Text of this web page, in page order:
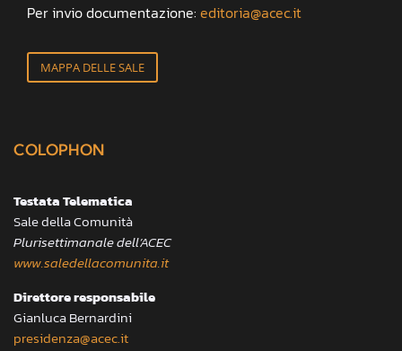
Per invio documentazione: editoria@acec.it
MAPPA DELLE SALE
COLOPHON
Testata Telematica
Sale della Comunità
Plurisettimanale dell’ACEC
www.saledellacomunita.it
Direttore responsabile
Gianluca Bernardini
presidenza@acec.it